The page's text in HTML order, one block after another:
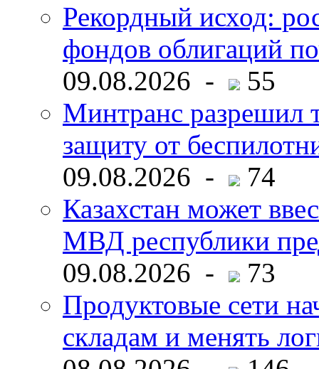
Рекордный исход:
фондов облигаций
09.08.2026 -
55
Минтранс разрешил
защиту от
09.08.2026 -
74
Казахстан может
МВД республики
09.08.2026 -
73
Продуктовые сети
складам и менять